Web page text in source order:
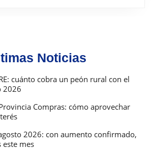
donde
gana
la
creatividad
Noticias
cuánto cobra un peón rural con el
2026
Compras: cómo aprovechar
2026: con aumento confirmado,
este mes